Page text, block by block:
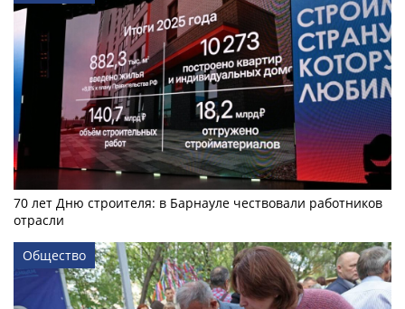
70 лет Дню строителя: в Барнауле чествовали работников
отрасли
Общество